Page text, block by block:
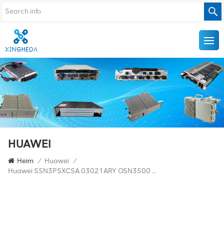
HUAWEI
Heim / Huawei /
Huawei SSN3PSXCSA 03021ARY OSN3500 System-Timing-Board